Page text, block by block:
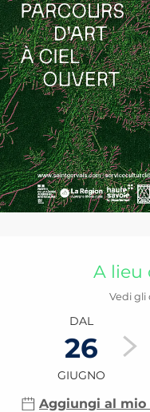
e
A lieu
Vedi gli
DAL
26
GIUGNO
Aggiungi al mio